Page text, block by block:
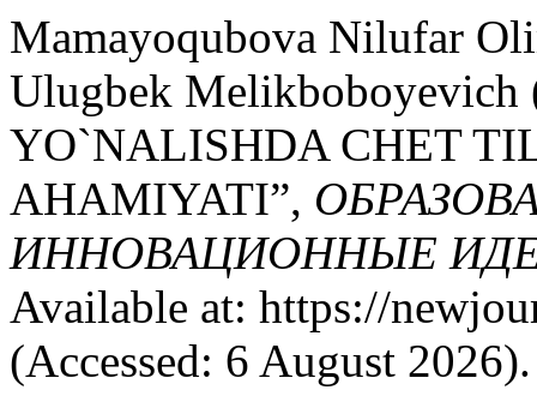
Mamayoqubova Nilufar
Ulugbek
YO`NALISHDA CHET
AHAMIYATI”,
ИННОВАЦИОННЫЕ
Available at: https://
(Accessed: 6 August 2026).